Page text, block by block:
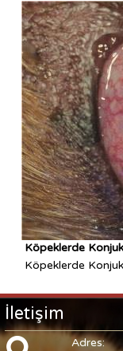
Köpeklerde
Köpeklerde
İletişim
Adres: